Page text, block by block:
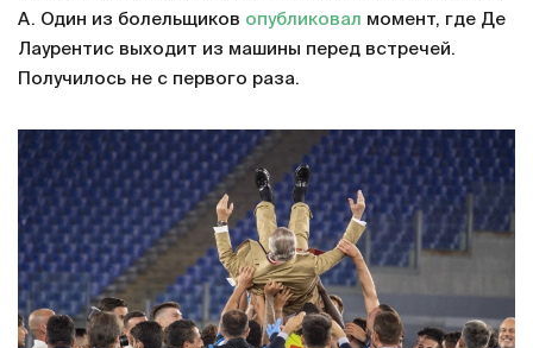
А. Один из болельщиков опубликовал момент, где Де
Лаурентис выходит из машины перед встречей.
Получилось не с первого раза.